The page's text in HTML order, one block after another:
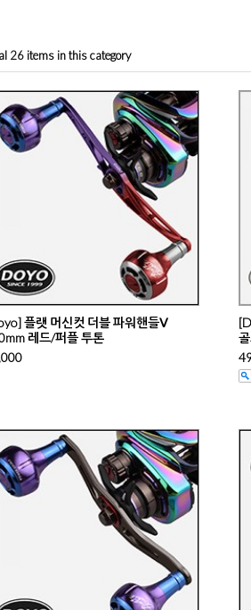
26 items in this category
플랫 머신컷 더블 파워핸들Ⅴ
레드/퍼플 투톤